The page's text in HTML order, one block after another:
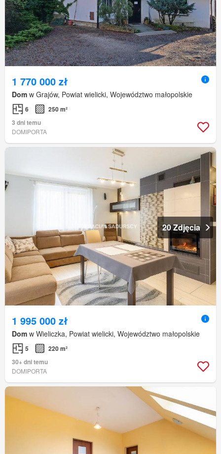
1 770 000 zł
Dom w Grajów, Powiat wielicki, Województwo małopolskie
6
250 m²
3 dni temu
DOMIPORTA
20 Zdjęcia
1 995 000 zł
Dom w Wieliczka, Powiat wielicki, Województwo małopolskie
5
220 m²
30+ dni temu
DOMIPORTA